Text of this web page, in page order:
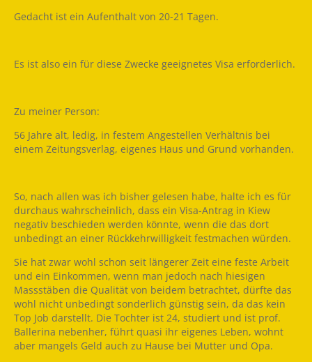
Gedacht ist ein Aufenthalt von 20-21 Tagen.
Es ist also ein für diese Zwecke geeignetes Visa erforderlich.
Zu meiner Person:
56 Jahre alt, ledig, in festem Angestellen Verhältnis bei
einem Zeitungsverlag, eigenes Haus und Grund vorhanden.
So, nach allen was ich bisher gelesen habe, halte ich es für
durchaus wahrscheinlich, dass ein Visa-Antrag in Kiew
negativ beschieden werden könnte, wenn die das dort
unbedingt an einer Rückkehrwilligkeit festmachen würden.
Sie hat zwar wohl schon seit längerer Zeit eine feste Arbeit
und ein Einkommen, wenn man jedoch nach hiesigen
Massstäben die Qualität von beidem betrachtet, dürfte das
wohl nicht unbedingt sonderlich günstig sein, da das kein
Top Job darstellt. Die Tochter ist 24, studiert und ist prof.
Ballerina nebenher, führt quasi ihr eigenes Leben, wohnt
aber mangels Geld auch zu Hause bei Mutter und Opa.